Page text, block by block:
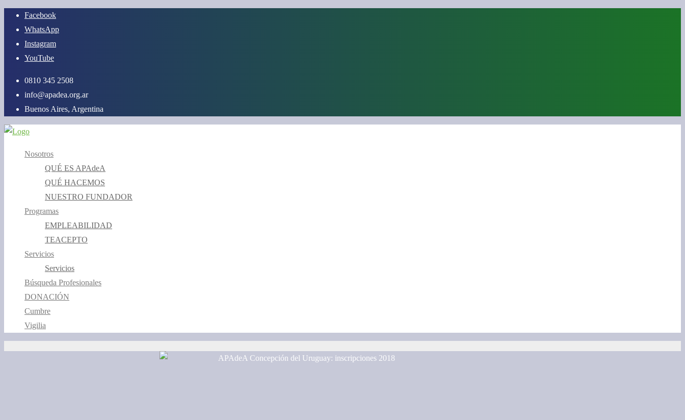
Saltar
contenido
Facebook
WhatsApp
Instagram
YouTube
0810 345 2508
info@apadea.org.ar
Buenos Aires, Argentina
Nosotros
QUÉ ES APAdeA
QUÉ HACEMOS
NUESTRO FUNDADOR
Programas
EMPLEABILIDAD
TEACEPTO
Servicios
Servicios
Búsqueda Profesionales
DONACIÓN
Cumbre
Vigilia